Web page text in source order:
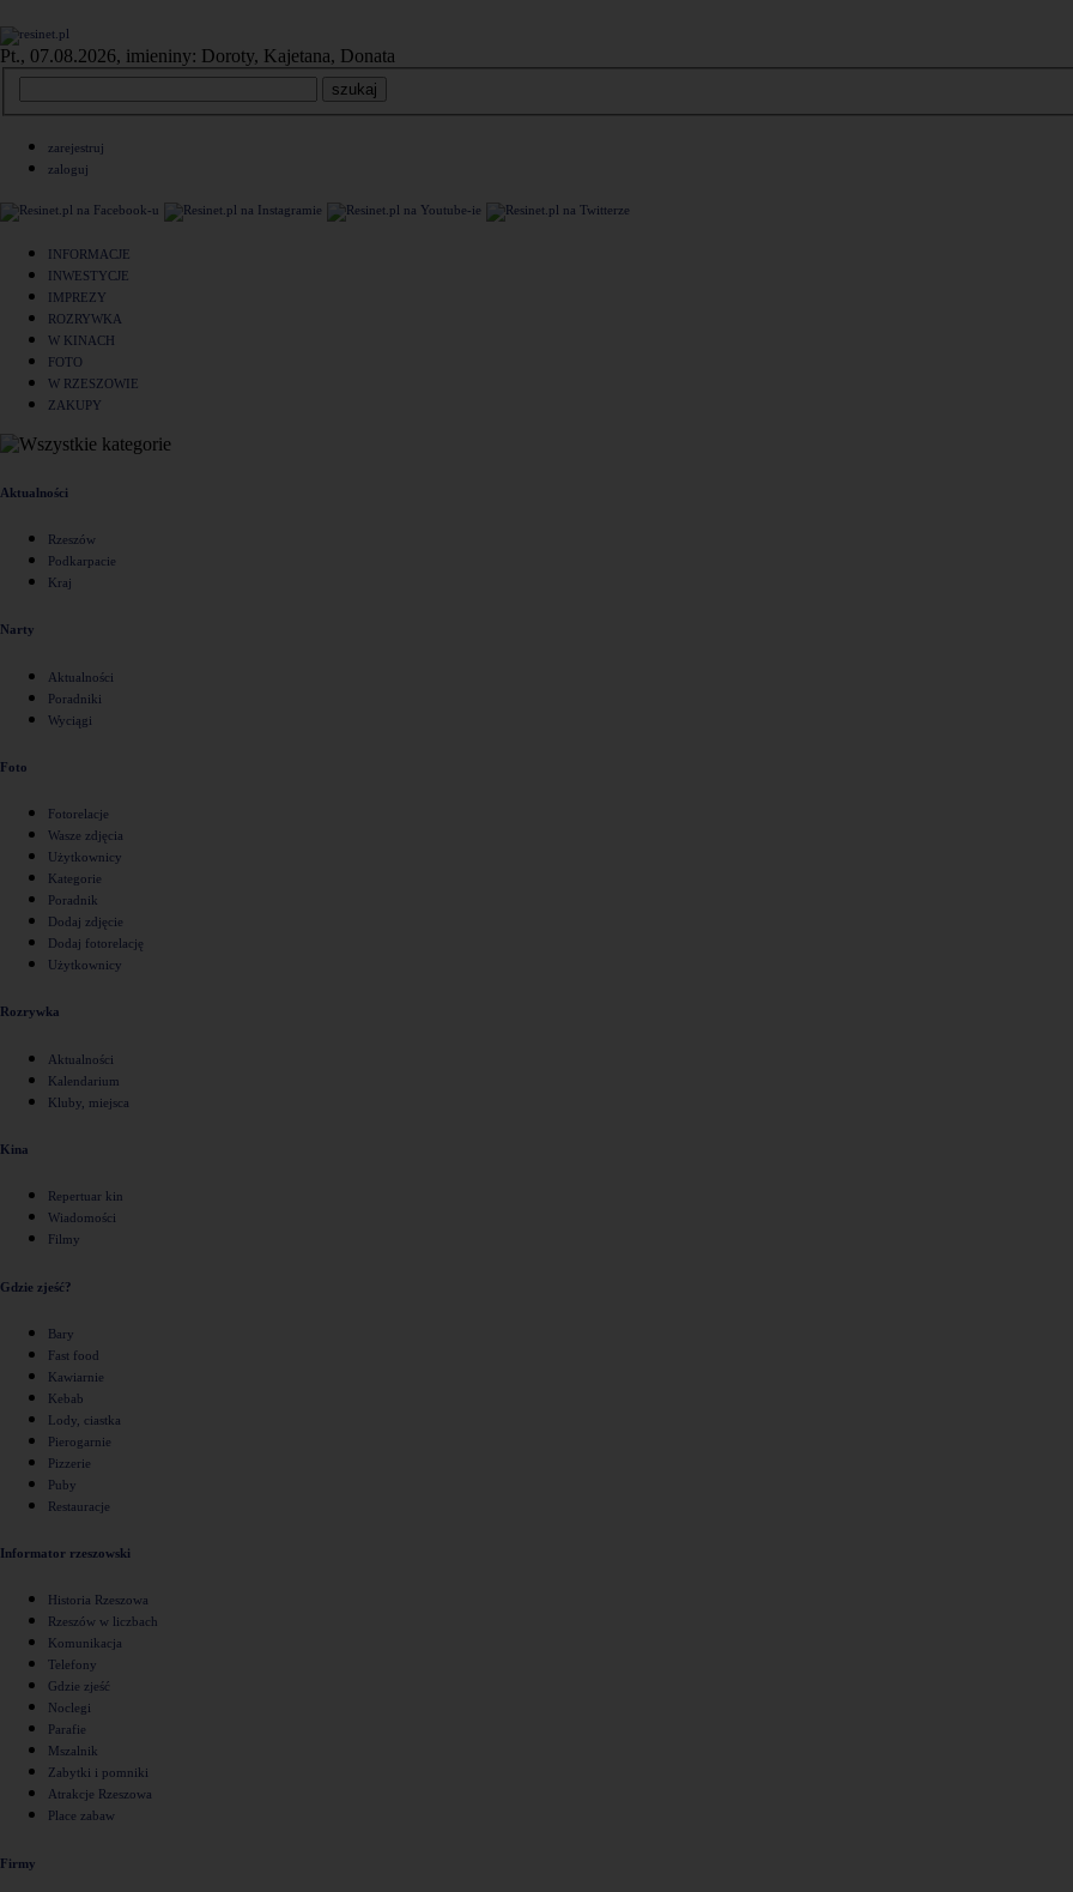
Pt., 07.08.2026, imieniny: Doroty, Kajetana, Donata
zarejestruj
zaloguj
INFORMACJE
INWESTYCJE
IMPREZY
ROZRYWKA
W KINACH
FOTO
W RZESZOWIE
ZAKUPY
Aktualności
Rzeszów
Podkarpacie
Kraj
Narty
Aktualności
Poradniki
Wyciągi
Foto
Fotorelacje
Wasze zdjęcia
Użytkownicy
Kategorie
Poradnik
Dodaj zdjęcie
Dodaj fotorelację
Użytkownicy
Rozrywka
Aktualności
Kalendarium
Kluby, miejsca
Kina
Repertuar kin
Wiadomości
Filmy
Gdzie zjeść?
Bary
Fast food
Kawiarnie
Kebab
Lody, ciastka
Pierogarnie
Pizzerie
Puby
Restauracje
Informator rzeszowski
Historia Rzeszowa
Rzeszów w liczbach
Komunikacja
Telefony
Gdzie zjeść
Noclegi
Parafie
Mszalnik
Zabytki i pomniki
Atrakcje Rzeszowa
Place zabaw
Firmy